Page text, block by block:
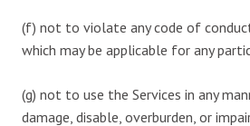
(f) not to violate any code of
which may be applicable for any
(g) not to use the Services in any
damage, disable, overburden, or